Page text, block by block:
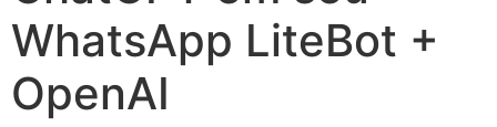
WhatsApp LiteBot +
OpenAI